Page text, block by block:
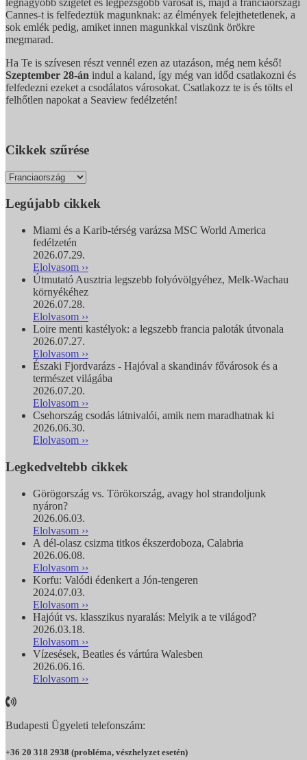
legnagyobb szigetét és legpezsgőbb városát is, majd a franciaországi
Cannes-t is felfedeztük magunknak: az élmények felejthetetlenek, a
sok emlék pedig, amiket innen magunkkal viszünk örökre
megmarad.
Ha Te is szívesen részt vennél ezen az utazáson, még nem késő!
Szeptember 28-án indul a kaland, így még van időd csatlakozni és
felfedezni ezeket a csodálatos városokat. Csatlakozz te is és tölts el
felhőtlen napokat a Seaview fedélzetén!
Cikkek szűrése
Legújabb cikkek
Miami és a Karib-térség varázsa MSC World America
fedélzetén
2026.07.29.
Elolvasom ››
Útmutató Ausztria legszebb folyóvölgyéhez, Melk-Wachau
környékéhez
2026.07.28.
Elolvasom ››
Loire menti kastélyok: a legszebb francia paloták útvonala
2026.07.27.
Elolvasom ››
Északi Fjordvarázs - Hajóval a skandináv fővárosok és a
természet világába
2026.07.20.
Elolvasom ››
Csehország csodás látnivalói, amik nem maradhatnak ki
2026.06.30.
Elolvasom ››
Legkedveltebb cikkek
Görögország vs. Törökország, avagy hol strandoljunk
nyáron?
2026.06.03.
Elolvasom ››
A dél-olasz csizma titkos ékszerdoboza, Calabria
2026.06.08.
Elolvasom ››
Korfu: Valódi édenkert a Jón-tengeren
2024.07.03.
Elolvasom ››
Hajóút vs. klasszikus nyaralás: Melyik a te világod?
2026.03.18.
Elolvasom ››
Vízesések, Beatles és vártúra Walesben
2026.06.16.
Elolvasom ››
Budapesti Ügyeleti telefonszám:
+36 20 318 2938 (probléma, vészhelyzet esetén)